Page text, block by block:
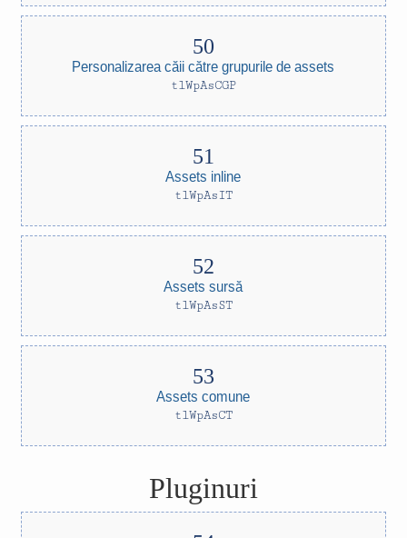
Personalizarea căii către grupurile de assets
tlWpAsCGP
Assets inline
tlWpAsIT
Assets sursă
tlWpAsST
Assets comune
tlWpAsCT
Pluginuri